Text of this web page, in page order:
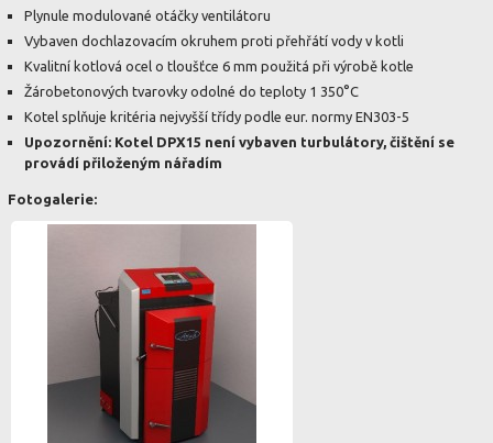
Plynule modulované otáčky ventilátoru
Vybaven dochlazovacím okruhem proti přehřátí vody v kotli
Kvalitní kotlová ocel o tloušťce 6 mm použitá při výrobě kotle
Žárobetonových tvarovky odolné do teploty 1 350°C
Kotel splňuje kritéria nejvyšší třídy podle eur. normy EN303-5
Upozornění: Kotel DPX15 není vybaven turbulátory, čištění se
provádí přiloženým nářadím
Fotogalerie: